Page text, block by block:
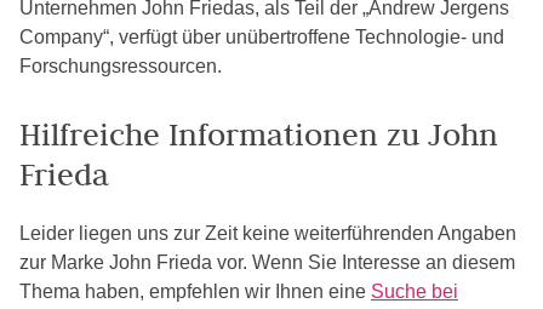
Unternehmen John Friedas, als Teil der „Andrew Jergens
Company“, verfügt über unübertroffene Technologie- und
Forschungsressourcen.
Hilfreiche Informationen zu John
Frieda
Leider liegen uns zur Zeit keine weiterführenden Angaben
zur Marke John Frieda vor. Wenn Sie Interesse an diesem
Thema haben, empfehlen wir Ihnen eine Suche bei